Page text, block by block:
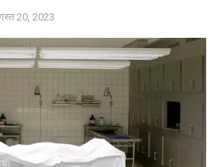
20, 2023